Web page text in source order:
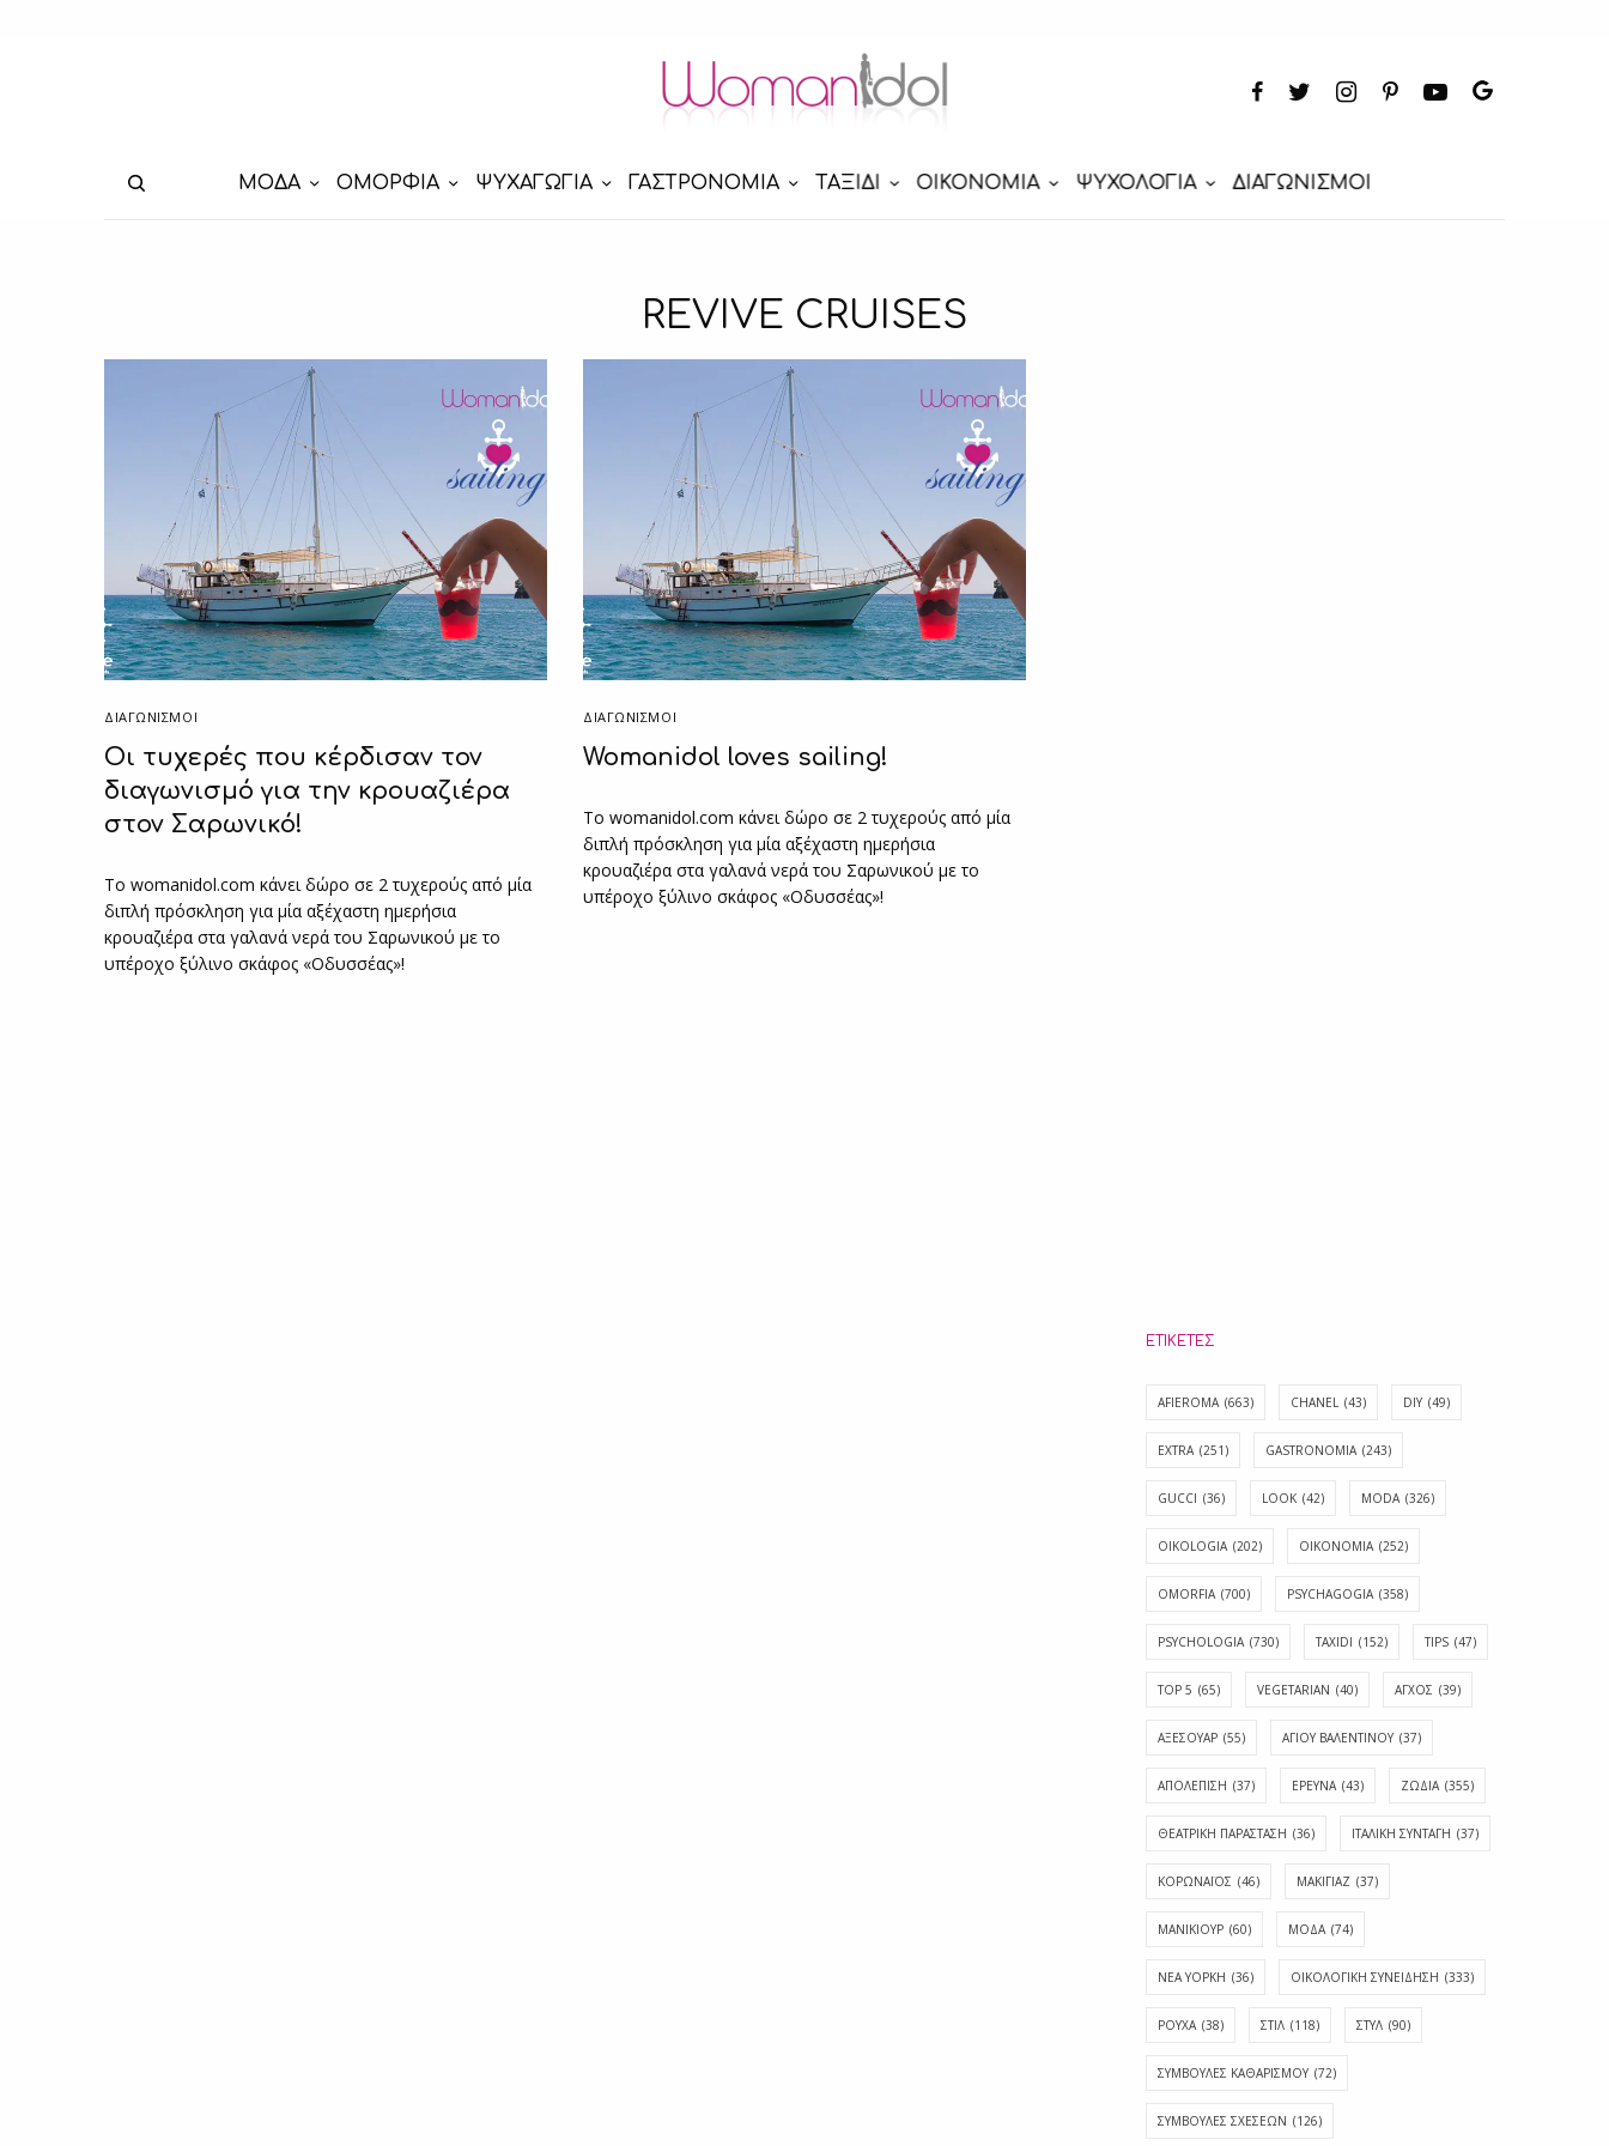
ΜΟΔΑ ΟΜΟΡΦΙΑ ΨΥΧΑΓΩΓΙΑ ΓΑΣΤΡΟΝΟΜΙΑ ΤΑΞΙΔΙ ΟΙΚΟΝΟΜΙΑ ΨΥΧΟΛΟΓΙΑ ΔΙΑΓΩΝΙΣΜΟΙ
REVIVE CRUISES
ΔΙΑΓΩΝΙΣΜΟΙ
Οι τυχερές που κέρδισαν τον
διαγωνισμό για την κρουαζιέρα
στον Σαρωνικό!
Το womanidol.com κάνει δώρο σε 2 τυχερούς από μία
διπλή πρόσκληση για μία αξέχαστη ημερήσια
κρουαζιέρα στα γαλανά νερά του Σαρωνικού με το
υπέροχο ξύλινο σκάφος «Οδυσσέας»!
ΔΙΑΓΩΝΙΣΜΟΙ
Womanidol loves sailing!
Το womanidol.com κάνει δώρο σε 2 τυχερούς από μία
διπλή πρόσκληση για μία αξέχαστη ημερήσια
κρουαζιέρα στα γαλανά νερά του Σαρωνικού με το
υπέροχο ξύλινο σκάφος «Οδυσσέας»!
ΕΤΙΚΈΤΕΣ
AFIEROMA (663) CHANEL (43) DIY (49)
EXTRA (251) GASTRONOMIA (243)
GUCCI (36) LOOK (42) MODA (326)
OIKOLOGIA (202) OIKONOMIA (252)
OMORFIA (700) PSYCHAGOGIA (358)
PSYCHOLOGIA (730) TAXIDI (152) TIPS (47)
TOP 5 (65) VEGETARIAN (40) ΑΓΧΟΣ (39)
ΑΞΕΣΟΥΑΡ (55) ΑΓΊΟΥ ΒΑΛΕΝΤΊΝΟΥ (37)
ΑΠΟΛΈΠΙΣΗ (37) ΕΡΕΥΝΑ (43) ΖΩΔΙΑ (355)
ΘΕΑΤΡΙΚΗ ΠΑΡΑΣΤΑΣΗ (36) ΙΤΑΛΙΚΗ ΣΥΝΤΑΓΗ (37)
ΚΟΡΩΝΑΪΟΣ (46) ΜΑΚΙΓΙΑΖ (37)
ΜΑΝΙΚΙΟΥΡ (60) ΜΟΔΑ (74)
ΝΕΑ ΥΟΡΚΗ (36) ΟΙΚΟΛΟΓΙΚΗ ΣΥΝΕΙΔΗΣΗ (333)
ΡΟΥΧΑ (38) ΣΤΙΛ (118) ΣΤΥΛ (90)
ΣΥΜΒΟΥΛΕΣ ΚΑΘΑΡΙΣΜΟΥ (72)
ΣΥΜΒΟΥΛΕΣ ΣΧΕΣΕΩΝ (126)